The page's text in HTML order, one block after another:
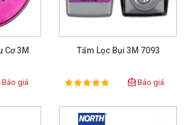
Cơ 3M
Báo giá
Tấm Lọc Bụi 3M 7093
Rating:
100% Báo giá